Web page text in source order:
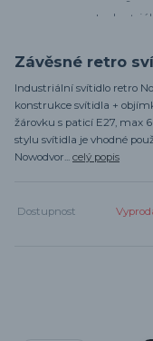
Závěsné retro
Industriální svítidlo retro
konstrukce svítidla +
žárovku s paticí E27, max
stylu svítidla je vhodné
Nowodvor... celý popis
Dostupnost